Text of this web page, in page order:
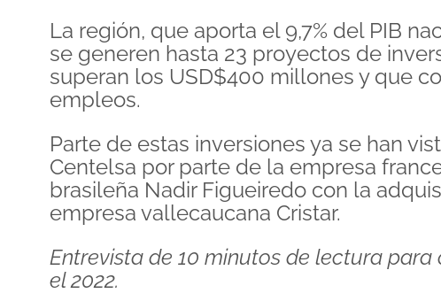
La región, que aporta el 9,7% del PIB
se generen hasta 23 proyectos de
superan los USD$400 millones y que
empleos.
Parte de estas inversiones ya se han
Centelsa por parte de la empresa
brasileña Nadir Figueiredo con la
empresa vallecaucana Cristar.
Entrevista de 10 minutos de lectura
el 2022.